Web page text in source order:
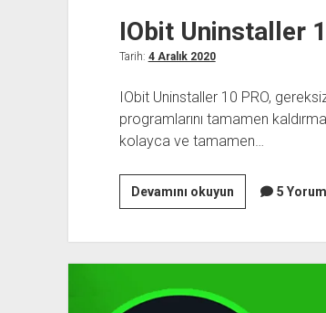
IObit Uninstaller
Tarih: 4 Aralık 2020
IObit Uninstaller 10 PRO,
programlarını tamamen
kolayca ve tamamen…
Devamını okuyunIObit
Uninstaller
6
5 Yorum